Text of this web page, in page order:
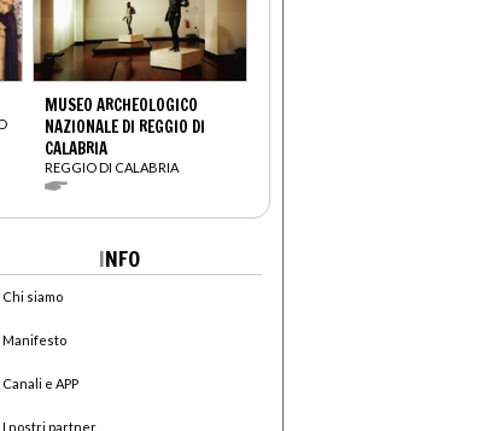
MUSEO ARCHEOLOGICO
NAZIONALE DI REGGIO DI
CALABRIA
REGGIO DI CALABRIA
INFO
Chi siamo
Manifesto
Canali e APP
I nostri partner